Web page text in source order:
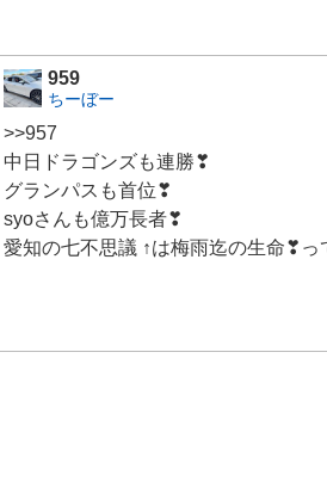
959
ちーぼー
>>957
中日ドラゴンズも連勝❣
グランパスも首位❣
syoさんも億万長者❣
愛知の七不思議 ↑は梅雨迄の生命❣っ